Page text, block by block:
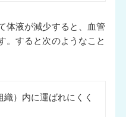
体液が減少すると、血管
。すると次のようなこと
）内に運ばれにくく